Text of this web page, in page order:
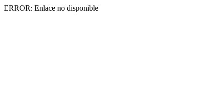
ERROR: Enlace no disponible